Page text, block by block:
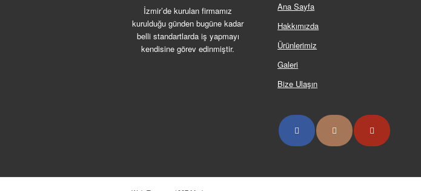
İzmir’de kurulan firmamız
kurulduğu günden bugüne kadar
belli standartlarda iş yapmayı
kendisine görev edinmiştir.
Ana Sayfa
Hakkımızda
Ürünlerimiz
Galeri
Bize Ulaşın